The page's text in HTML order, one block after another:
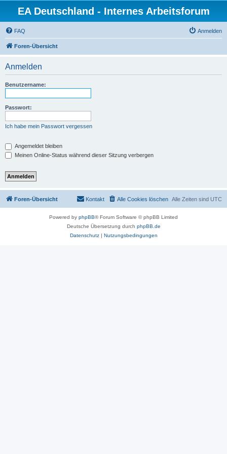
EA Deutschland - Internes Arbeitsforum
FAQ Anmelden
Foren-Übersicht
Anmelden
Benutzername:
Passwort:
Ich habe mein Passwort vergessen
Angemeldet bleiben
Meinen Online-Status während dieser Sitzung verbergen
Foren-Übersicht Alle Zeiten sind UTC
Alle Cookies löschen
Kontakt
Powered by phpBB® Forum Software © phpBB Limited
Deutsche Übersetzung durch phpBB.de
Datenschutz| Nutzungsbedingungen